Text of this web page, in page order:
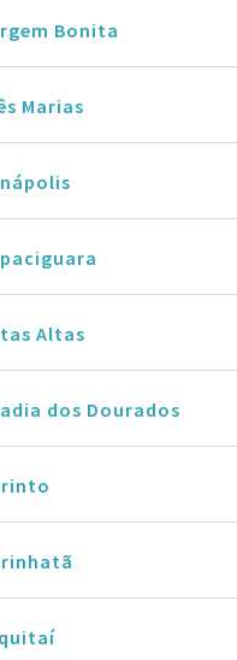
Bonita
Marias
Altas
dos Dourados